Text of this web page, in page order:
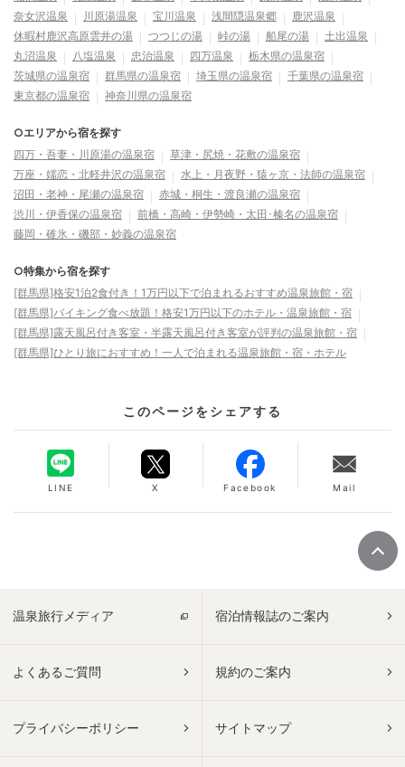
奈女沢温泉
川原湯温泉 宝川温泉 浅間隠温泉郷
鹿沢温泉
休暇村鹿沢高原雲井の湯
つつじの湯 峠の湯 船尾の湯
土出温泉
丸沼温泉
八塩温泉 忠治温泉 四万温泉
栃木県の温泉宿
茨城県の温泉宿
群馬県の温泉宿 埼玉県の温泉宿
千葉県の温泉宿
東京都の温泉宿
神奈川県の温泉宿
○エリアから宿を探す
四万・吾妻・川原湯の温泉宿
草津・尻焼・花敷の温泉宿
万座・嬬恋・北軽井沢の温泉宿
水上・月夜野・猿ヶ京・法師の温泉宿
沼田・老神・尾瀬の温泉宿
赤城・桐生・渡良瀬の温泉宿
渋川・伊香保の温泉宿
前橋・高崎・伊勢崎・太田･榛名の温泉宿
藤岡・碓氷・磯部・妙義の温泉宿
○特集から宿を探す
[群馬県]格安1泊2食付き！1万円以下で泊まれるおすすめ温泉旅館・宿
[群馬県]バイキング食べ放題！格安1万円以下のホテル・温泉旅館・宿
[群馬県]露天風呂付き客室・半露天風呂付き客室が評判の温泉旅館・宿
[群馬県]ひとり旅におすすめ！一人で泊まれる温泉旅館・宿・ホテル
このページをシェアする
LINE X Facebook Mail
温泉旅行メディア 宿泊情報誌のご案内
よくあるご質問 規約のご案内
プライバシーポリシー サイトマップ